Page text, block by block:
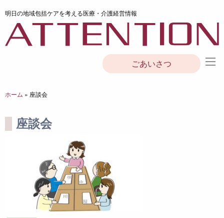
明日の地域包括ケアを考える医療・介護経営情報
ごあいさつ
ホーム » 座談会
座談会